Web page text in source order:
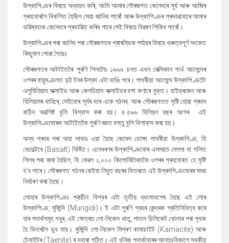
উল্কাপিণ্ডৰ বিষয়ে অধ্যয়ন কৰি, আমি আমাৰ সৌৰজগত কেনেদৰে সূৰ্য আৰু আজিৰ
গ্ৰহবোৰলৈ বিকশিত হৈছিল সেয়া জানিব পাৰোঁ আৰু উল্কাপিণ্ডৰ প্ৰভাৱবোৰে আমাৰ
ভৱিষ্যতক কেনেদৰে প্ৰভাৱিত কৰিব পাৰে সেই বিষয়ে বিৱৰণ শিকিব পাৰোঁ।
উল্কাপিণ্ডৰ পৰা জানিব পৰা সৌৰজগতৰ প্ৰাৰম্ভিক পৰ্যায়ৰ বিষয়ে গুৰুত্বপূৰ্ণ সংকেত
কিছুমান পোৱা গৈছেঃ
সৌৰজগতৰ আটাইতকৈ পুৰণি শিলটোঃ ১৯৬৯ চনত এখন মেক্সিকান গাওঁ আলেন্দেৰ
ওপৰৰ বায়ুমণ্ডলত দুই টনৰ উল্কা এটা ভাঙি পৰে। পাথৰীয়া আলেন্দে উল্কাপিণ্ডটো
এলুমিনিয়াম অক্সাইড আৰু কেলচিয়াম অক্সাইডৰ বগা কণাৰে যুক্ত। হাইড্ৰজেন আৰু
হিলিয়ামৰ বাহিৰে,সেইবোৰ সূৰ্যৰ দৰে একে গঠনৰ,আৰু সৌৰজগতত সৃষ্টি হোৱা প্ৰথম
কঠিন অৱশিষ্ট বুলি বিশ্বাস কৰা হয়। ৪.৫৬৬ বিলিয়ন বছৰ আগৰ
এই
উল্কাপিণ্ডবোৰক আটাইতকৈ পুৰণি জ্ঞাত বস্তু বুলি বিশাবাস কৰা হয় ।
অন্য গ্ৰহৰ পৰা অহা লাভাঃএয়া হৈছে কেমেল ডোঙ্গা পাথৰীয়া উল্কাপিণ্ড,যি
বেচাল্টেৰে (Basalt) নিৰ্মিত। এনেধৰণৰ উল্কাপিণ্ডবোৰ এসময়ত মেগমা বা গলিত
শিলৰ পৰা জমা হৈছিল, যি কেৱল ২,০০০ কিলোমিটাৰতকৈ ওপৰৰ গ্ৰহবোৰত হে সৃষ্টি
হ'ব পাৰে। সৌৰজগত গঠনৰ কেইবা নিযুত বছৰৰ ভিতৰতে এই উল্কাপিণ্ডবোৰৰ সময়
নিৰ্ধাৰণ কৰা হৈছে।
লোহাৰ উল্কাপিণ্ডঃপ্ৰাচীন বিশ্বৰ এটা তৃতীয় ধ্বংসাবশেষ হৈছে এই লোৰ
উল্কাপিণ্ড, মুঙ্গিন্দি (Mungidi) ।ই এটা পুৰণি গ্ৰহৰ কেন্দ্ৰক প্ৰতিনিধিত্ব কৰে
যাৰ পদাৰ্থসমূহ গধুৰ, এই ক্ষেত্ৰত লো-নিকেল ধাতু, পাতল চিলিকেট খোলাৰ পৰা পৃথক
হৈ ভিতৰলৈ ডুব যায়। মুঙ্গিন্দি লো-নিকেল মিশ্ৰণ কামাচাইট (Kamacite) আৰু
টেনাইটৰ (Taenite) ৰ দ্বাৰা গঠিত। এই খনিজ পদাৰ্থবোৰৰ আন্তঃবিকাশে স্বকীয়